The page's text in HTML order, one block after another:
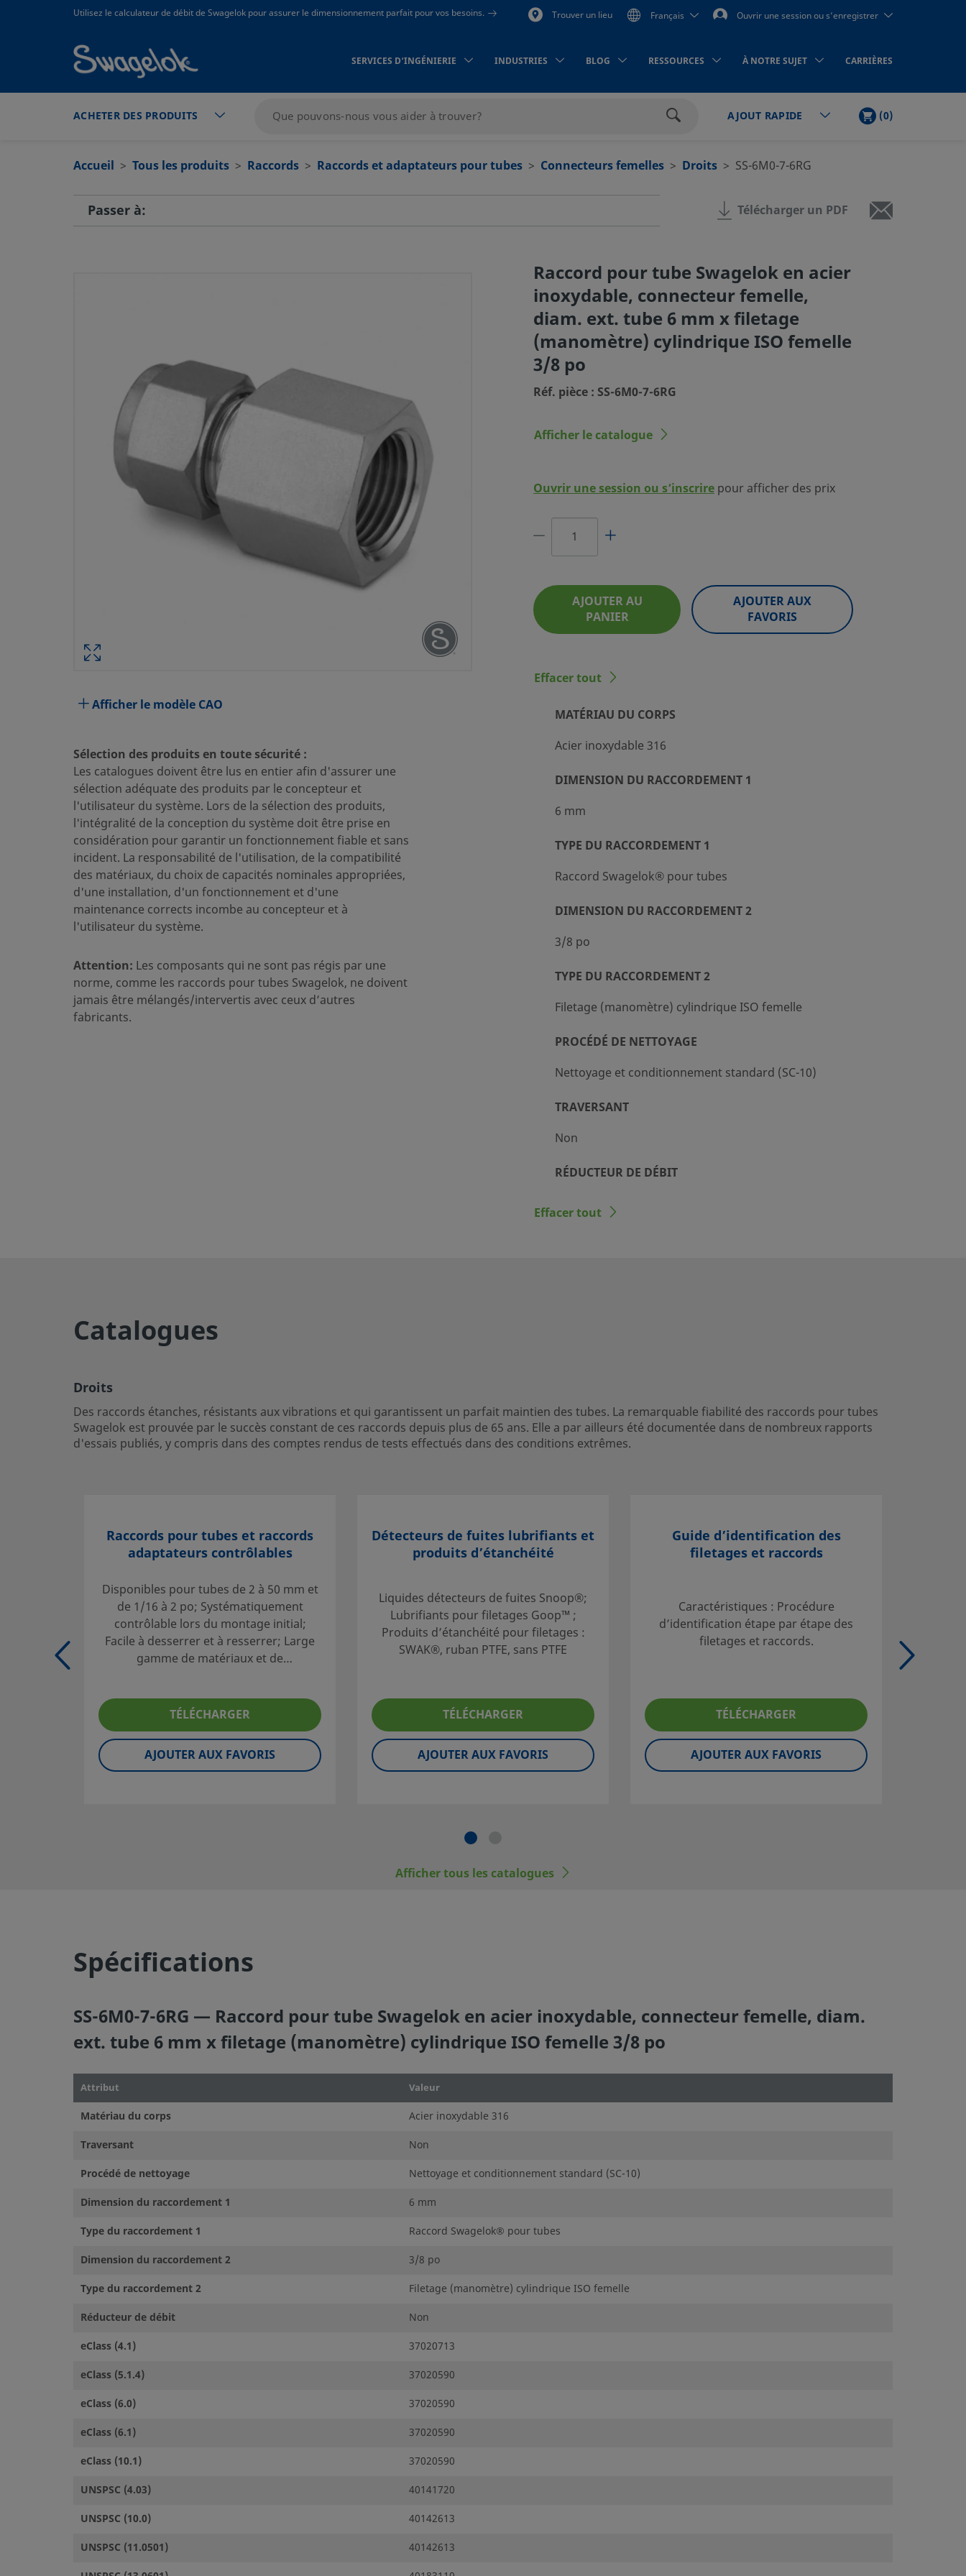
text.skipToContent
text.skipToNavigationUtilisez le calculateur de débit de Swagelok pour assurer le dimensionnement parfait pour vos besoins. Trouver un lieu Français Ouvrir une session ou s’enregistrer
SERVICES D’INGÉNIERIE INDUSTRIES BLOG RESSOURCES À NOTRE SUJET CARRIÈRES
ACHETER DES PRODUITS AJOUT RAPIDE PANIER
(0)ARTICLES
Accueil Tous les produits Raccords Raccords et adaptateurs pour tubes Connecteurs femelles Droits SS-6M0-7-6RG
RACCORD POUR TUBE SWAGELOK EN ACIER
INOXYDABLE, CONNECTEUR FEMELLE,
DIAM. EXT. TUBE 6 MM X FILETAGE
(MANOMÈTRE) CYLINDRIQUE ISO FEMELLE
3/8 PO
RÉF. PIÈCE : SS-6M0-7-6RG
Spécifications
Procédé de nettoyage
Nettoyage et conditionnement standard (SC-10)
Dimension du raccordement 1
6 mm
Type du raccordement 1
Raccord Swagelok® pour tubes
Dimension du raccordement 2
3/8 po
Type du raccordement 2
Filetage (manomètre) cylindrique ISO femelle
Réducteur de débit
Non
eClass (5.1.4)
37020590
37020590
Des raccords étanches, résistants aux vibrations et qui garantissent un parfait
maintien des tubes. La remarquable fiabilité des raccords pour tubes Swagelok est
dans des comptes rendus de tests effectués dans des conditions extrêmes.
Ouvrir une session ou s’inscrirepour afficher des prix
vous permettront de tirer le meilleur parti de votre investissement.
Sélection des produits en toute sécurité :
Les catalogues doivent être lus en entier afin d'assurer une sélection
adéquate des produits par le concepteur et l'utilisateur du système.
Lors de la sélection des produits, l'intégralité de la conception du
fonctionnement fiable et sans incident. La responsabilité de l'utilisation,
de la compatibilité des matériaux, du choix de capacités nominales
appropriées, d'une installation, d'un fonctionnement et d'une
maintenance corrects incombe au concepteur et à l'utilisateur du
Passer à: Télécharger un PDF
Afficher le modèle CAO
Sélection des produits en toute sécurité :
Les catalogues doivent être lus en entier afin d'assurer une
sélection adéquate des produits par le concepteur et
l'utilisateur du système. Lors de la sélection des produits,
l'intégralité de la conception du système doit être prise en
considération pour garantir un fonctionnement fiable et sans
incident. La responsabilité de l'utilisation, de la compatibilité
des matériaux, du choix de capacités nominales appropriées,
d'une installation, d'un fonctionnement et d'une
maintenance corrects incombe au concepteur et à
l'utilisateur du système.
Attention: Les composants qui ne sont pas régis par une
norme, comme les raccords pour tubes Swagelok, ne doivent
jamais être mélangés/intervertis avec ceux d’autres
fabricants.
Raccord pour tube Swagelok en acier
inoxydable, connecteur femelle,
diam. ext. tube 6 mm x filetage
(manomètre) cylindrique ISO femelle
3/8 po
Réf. pièce : SS-6M0-7-6RG
Afficher le catalogue
Ouvrir une session ou s’inscrire pour afficher des prix
AJOUTER AU
PANIER
AJOUTER AUX
FAVORIS
Effacer tout
Acier inoxydable 316
MATÉRIAU DU CORPS
6 mm
DIMENSION DU RACCORDEMENT 1
Raccord Swagelok® pour tubes
TYPE DU RACCORDEMENT 1
3/8 po
DIMENSION DU RACCORDEMENT 2
Filetage (manomètre) cylindrique ISO femelle
TYPE DU RACCORDEMENT 2
Nettoyage et conditionnement standard (SC-10)
PROCÉDÉ DE NETTOYAGE
Non
TRAVERSANT
RÉDUCTEUR DE DÉBIT
Effacer tout
Catalogues
Droits
Des raccords étanches, résistants aux vibrations et qui garantissent un parfait maintien des tubes. La remarquable fiabilité des raccords pour tubes
Swagelok est prouvée par le succès constant de ces raccords depuis plus de 65 ans. Elle a par ailleurs été documentée dans de nombreux rapports
d'essais publiés, y compris dans des comptes rendus de tests effectués dans des conditions extrêmes.
Raccords pour tubes et raccords
adaptateurs contrôlables
Disponibles pour tubes de 2 à 50 mm et
de 1/16 à 2 po; Systématiquement
contrôlable lors du montage initial;
Facile à desserrer et à resserrer; Large
gamme de matériaux et de
TÉLÉCHARGER
AJOUTER AUX FAVORIS
Détecteurs de fuites lubrifiants et
produits d’étanchéité
Liquides détecteurs de fuites Snoop®;
Lubrifiants pour filetages Goop™ ;
Produits d’étanchéité pour filetages :
SWAK®, ruban PTFE, sans PTFE
TÉLÉCHARGER
AJOUTER AUX FAVORIS
Guide d’identification des
filetages et raccords
Caractéristiques : Procédure
d’identification étape par étape des
filetages et raccords.
TÉLÉCHARGER
AJOUTER AUX FAVORIS
Afficher tous les catalogues
Spécifications
SS-6M0-7-6RG — Raccord pour tube Swagelok en acier inoxydable, connecteur femelle, diam.
ext. tube 6 mm x filetage (manomètre) cylindrique ISO femelle 3/8 po
Attribut Valeur
Matériau du corps
Acier inoxydable 316
Traversant
Non
Procédé de nettoyage
Nettoyage et conditionnement standard (SC-10)
Dimension du raccordement 1
6 mm
Type du raccordement 1
Raccord Swagelok® pour tubes
Dimension du raccordement 2
3/8 po
Type du raccordement 2
Filetage (manomètre) cylindrique ISO femelle
Réducteur de débit
Non
eClass (4.1)
37020713
eClass (5.1.4)
37020590
eClass (6.0)
37020590
eClass (6.1)
37020590
eClass (10.1)
37020590
UNSPSC (4.03)
40141720
UNSPSC (10.0)
40142613
UNSPSC (11.0501)
40142613